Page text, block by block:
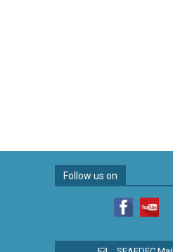
Follow us on